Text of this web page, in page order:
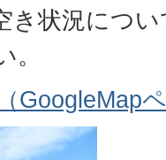
き状況につ
GoogleMap